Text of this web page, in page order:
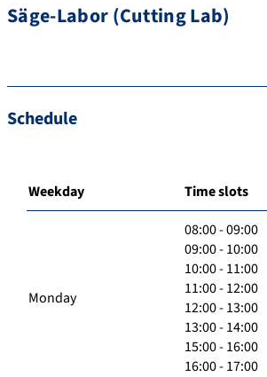
Säge-Labor (Cutting Lab)
Schedule
Weekday Time slots
Monday
08:00 - 09:00
09:00 - 10:00
10:00 - 11:00
11:00 - 12:00
12:00 - 13:00
13:00 - 14:00
15:00 - 16:00
16:00 - 17:00